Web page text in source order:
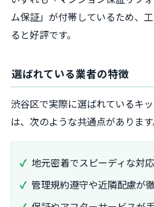
ム保証」が付帯しているため、
ると好評です。
選ばれている業者の特徴
渋谷区で実際に選ばれているキ
は、次のような共通点があります
地元密着でスピーディな対
管理規約遵守や近隣配慮が